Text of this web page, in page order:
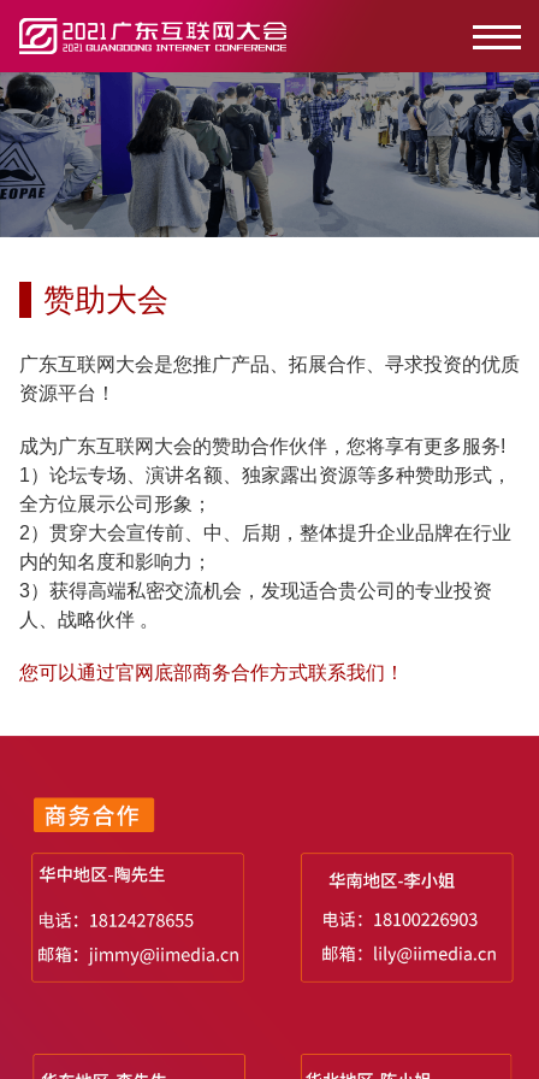
赞助大会
广东互联网大会是您推广产品、拓展合作、寻求投资的优质
资源平台！
成为广东互联网大会的赞助合作伙伴，您将享有更多服务!
1）论坛专场、演讲名额、独家露出资源等多种赞助形式，
全方位展示公司形象；
2）贯穿大会宣传前、中、后期，整体提升企业品牌在行业
内的知名度和影响力；
3）获得高端私密交流机会，发现适合贵公司的专业投资
人、战略伙伴 。
您可以通过官网底部商务合作方式联系我们！